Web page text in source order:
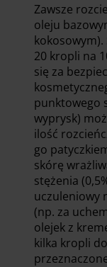
Zawsze
oleju
kokosowym).
20 kropli na
się za
punktowego
wyprysk)
ilość
go
skórę
stężenia
uczuleniowy
(np. za
olejek z
kilka kropli